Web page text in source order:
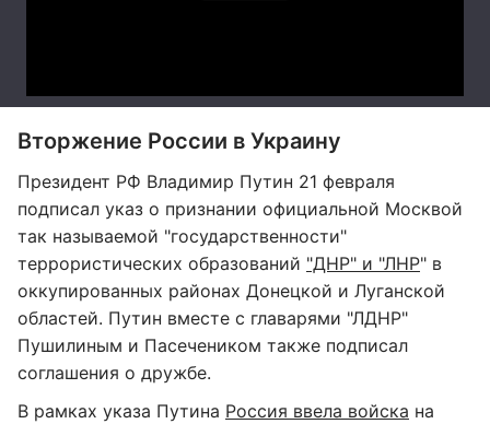
Вторжение России в Украину
Президент РФ Владимир Путин 21 февраля
подписал указ о признании официальной Москвой
так называемой "государственности"
террористических образований "ДНР" и "ЛНР" в
оккупированных районах Донецкой и Луганской
областей. Путин вместе с главарями "ЛДНР"
Пушилиным и Пасечеником также подписал
соглашения о дружбе.
В рамках указа Путина Россия ввела войска на